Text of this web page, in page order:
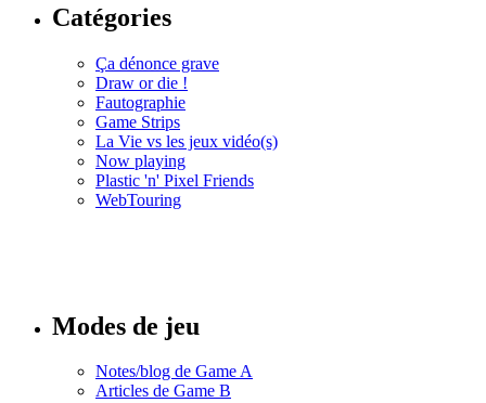
Catégories
Ça dénonce grave
Draw or die !
Fautographie
Game Strips
La Vie vs les jeux vidéo(s)
Now playing
Plastic 'n' Pixel Friends
WebTouring
Modes de jeu
Notes/blog de Game A
Articles de Game B